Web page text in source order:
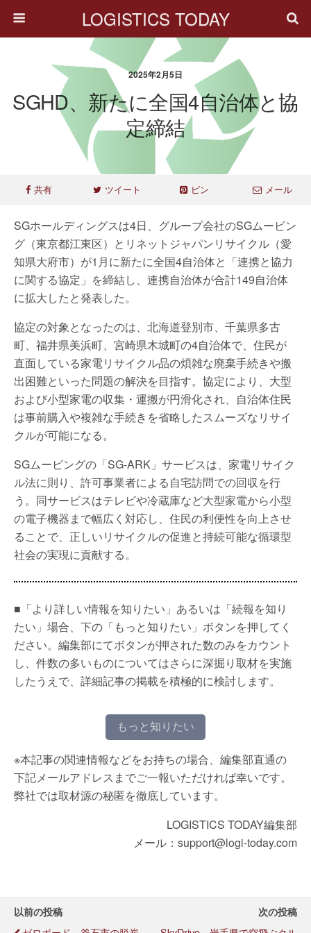
LOGISTICS TODAY
2025年2月5日
SGHD、新たに全国4自治体と協
定締結
共有 ツイート ピン メール
SGホールディングスは4日、グループ会社のSGムービン
グ（東京都江東区）とリネットジャパンリサイクル（愛
知県大府市）が1月に新たに全国4自治体と「連携と協力
に関する協定」を締結し、連携自治体が合計149自治体
に拡大したと発表した。
協定の対象となったのは、北海道登別市、千葉県多古
町、福井県美浜町、宮崎県木城町の4自治体で、住民が
直面している家電リサイクル品の煩雑な廃棄手続きや搬
出困難といった問題の解決を目指す。協定により、大型
および小型家電の収集・運搬が円滑化され、自治体住民
は事前購入や複雑な手続きを省略したスムーズなリサイ
クルが可能になる。
SGムービングの「SG-ARK」サービスは、家電リサイク
ル法に則り、許可事業者による自宅訪問での回収を行
う。同サービスはテレビや冷蔵庫など大型家電から小型
の電子機器まで幅広く対応し、住民の利便性を向上させ
ることで、正しいリサイクルの促進と持続可能な循環型
社会の実現に貢献する。
■「より詳しい情報を知りたい」あるいは「続報を知り
たい」場合、下の「もっと知りたい」ボタンを押してく
ださい。編集部にてボタンが押された数のみをカウント
し、件数の多いものについてはさらに深掘り取材を実施
したうえで、詳細記事の掲載を積極的に検討します。
もっと知りたい
※本記事の関連情報などをお持ちの場合、編集部直通の
下記メールアドレスまでご一報いただければ幸いです。
弊社では取材源の秘匿を徹底しています。
LOGISTICS TODAY編集部
メール：support@logi-today.com
以前の投稿 次の投稿